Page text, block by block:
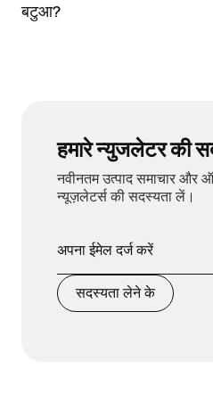
बटुआ?
हमारे न्युजलेटर की
नवीनतम उत्पाद समाचार
न्यूज़लेटर्स की सदस्यता लें।
सदस्यता लेने के